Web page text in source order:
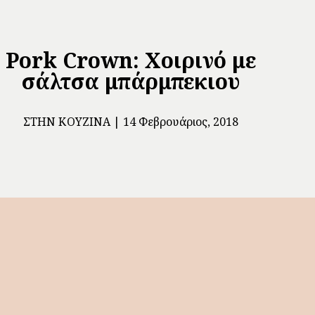
Pork Crown: Χοιρινό με
σάλτσα μπάρμπεκιου
ΣΤΗΝ ΚΟΥΖΊΝΑ 14 Φεβρουάριος, 2018